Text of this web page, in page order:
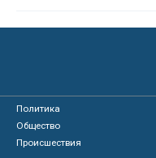
Политика
Общество
Происшествия